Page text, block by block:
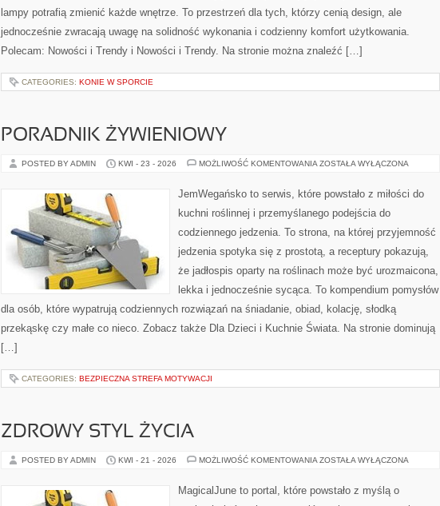
lampy potrafią zmienić każde wnętrze. To przestrzeń dla tych, którzy cenią design, ale
jednocześnie zwracają uwagę na solidność wykonania i codzienny komfort użytkowania.
Polecam: Nowości i Trendy i Nowości i Trendy. Na stronie można znaleźć […]
CATEGORIES: KONIE W SPORCIE
PORADNIK ŻYWIENIOWY
POSTED BY ADMIN KWI - 23 - 2026 MOŻLIWOŚĆ KOMENTOWANIA PORADNIK
ZOSTAŁA WYŁĄCZONA
JemWegańsko to serwis, które powstało z miłości do
kuchni roślinnej i przemyślanego podejścia do
codziennego jedzenia. To strona, na której przyjemność
jedzenia spotyka się z prostotą, a receptury pokazują,
że jadłospis oparty na roślinach może być urozmaicona,
lekka i jednocześnie sycąca. To kompendium pomysłów
dla osób, które wypatrują codziennych rozwiązań na śniadanie, obiad, kolację, słodką
przekąskę czy małe co nieco. Zobacz także Dla Dzieci i Kuchnie Świata. Na stronie dominują
[…]
CATEGORIES: BEZPIECZNA STREFA MOTYWACJI
ZDROWY STYL ŻYCIA
POSTED BY ADMIN KWI - 21 - 2026 MOŻLIWOŚĆ KOMENTOWANIA ZDROWY
ZOSTAŁA WYŁĄCZONA
MagicalJune to portal, które powstało z myślą o